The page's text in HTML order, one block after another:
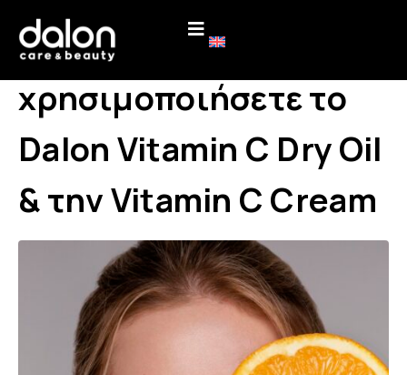
Πώς να
χρησιμοποιήσετε το
Dalon Vitamin C Dry Oil
& την Vitamin C Cream